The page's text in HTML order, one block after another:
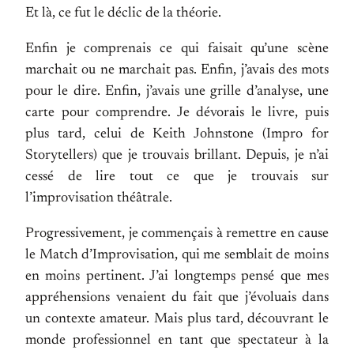
Et là, ce fut le déclic de la théorie.
Enfin je comprenais ce qui faisait qu’une scène
marchait ou ne marchait pas. Enfin, j’avais des mots
pour le dire. Enfin, j’avais une grille d’analyse, une
carte pour comprendre. Je dévorais le livre, puis
plus tard, celui de Keith Johnstone (Impro for
Storytellers) que je trouvais brillant. Depuis, je n’ai
cessé de lire tout ce que je trouvais sur
l’improvisation théâtrale.
Progressivement, je commençais à remettre en cause
le Match d’Improvisation, qui me semblait de moins
en moins pertinent. J’ai longtemps pensé que mes
appréhensions venaient du fait que j’évoluais dans
un contexte amateur. Mais plus tard, découvrant le
monde professionnel en tant que spectateur à la